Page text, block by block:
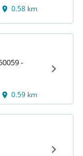
0.58 km
-
0.59 km